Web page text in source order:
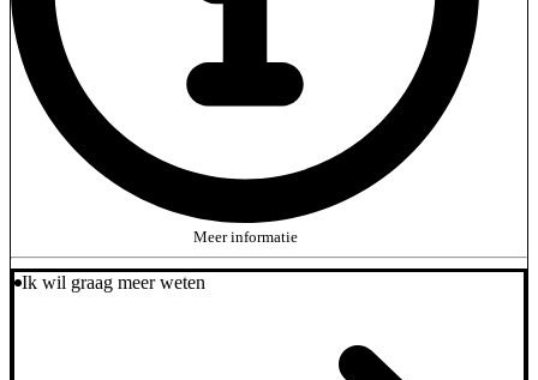
Meer informatie
Ik wil graag meer weten